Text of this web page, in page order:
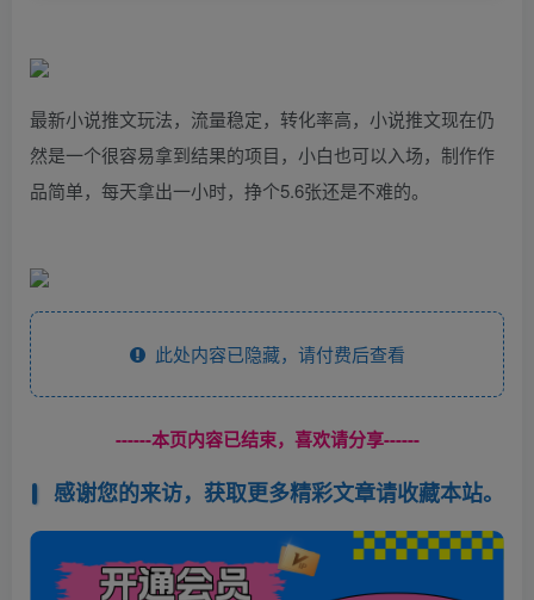
最新小说推文玩法，流量稳定，转化率高，小说推文现在仍
然是一个很容易拿到结果的项目，小白也可以入场，制作作
品简单，每天拿出一小时，挣个5.6张还是不难的。
此处内容已隐藏，请付费后查看
------本页内容已结束，喜欢请分享------
感谢您的来访，获取更多精彩文章请收藏本站。